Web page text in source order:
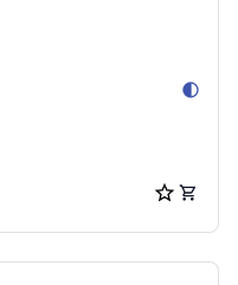
contrast